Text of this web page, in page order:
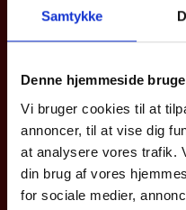
Samtykke
Denne hjemmeside
Vi bruger cookies til at
annoncer, til at vise dig
at analysere vores trafik.
din brug af vores
for sociale medier,
Valtec Gravens
Bramdrupvej 33
6040 Egtved
Tlf.: 75 55 42 66
valtec@valtec.dk
CVR: 39 00 69 79